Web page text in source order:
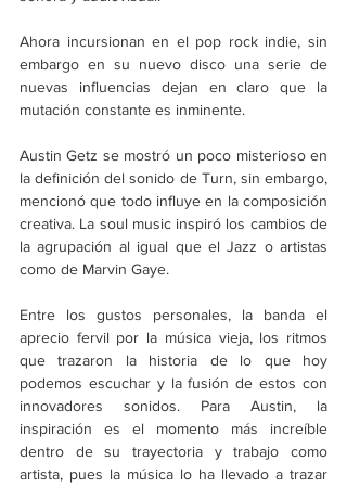
Ahora incursionan en el pop rock indie, sin
embargo en su nuevo disco una serie de
nuevas influencias dejan en claro que la
mutación constante es inminente.
Austin Getz se mostró un poco misterioso en
la definición del sonido de Turn, sin embargo,
mencionó que todo influye en la composición
creativa. La soul music inspiró los cambios de
la agrupación al igual que el Jazz o artistas
como de Marvin Gaye.
Entre los gustos personales, la banda el
aprecio fervil por la música vieja, los ritmos
que trazaron la historia de lo que hoy
podemos escuchar y la fusión de estos con
innovadores sonidos. Para Austin, la
inspiración es el momento más increíble
dentro de su trayectoria y trabajo como
artista, pues la música lo ha llevado a trazar